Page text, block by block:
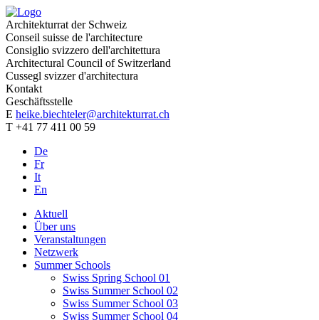
Architekturrat der Schweiz
Conseil suisse de l'architecture
Consiglio svizzero dell'architettura
Architectural Council of Switzerland
Cussegl svizzer d'architectura
Kontakt
Geschäftsstelle
E heike.biechteler@architekturrat.ch
T +41 77 411 00 59
De
Fr
It
En
Aktuell
Über uns
Veranstaltungen
Netzwerk
Summer Schools
Swiss Spring School 01
Swiss Summer School 02
Swiss Summer School 03
Swiss Summer School 04